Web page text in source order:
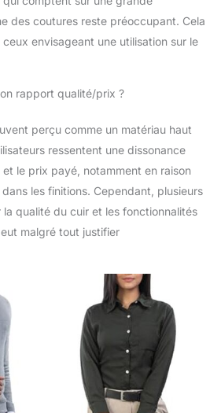
des coutures reste préoccupant. Cela
envisageant une utilisation sur le
rapport qualité/prix ?
perçu comme un matériau haut
ressentent une dissonance
le prix payé, notamment en raison
les finitions. Cependant, plusieurs
la qualité du cuir et les fonctionnalités
malgré tout justifier